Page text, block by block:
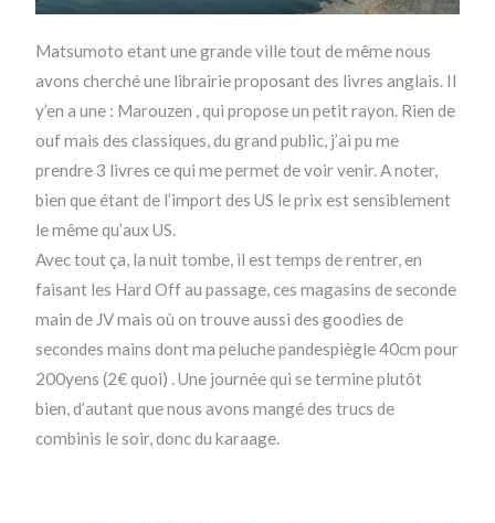
Matsumoto etant une grande ville tout de même nous
avons cherché une librairie proposant des livres anglais. Il
y’en a une : Marouzen , qui propose un petit rayon. Rien de
ouf mais des classiques, du grand public, j’ai pu me
prendre 3 livres ce qui me permet de voir venir. A noter,
bien que étant de l’import des US le prix est sensiblement
le même qu’aux US.
Avec tout ça, la nuit tombe, il est temps de rentrer, en
faisant les Hard Off au passage, ces magasins de seconde
main de JV mais où on trouve aussi des goodies de
secondes mains dont ma peluche pandespiègle 40cm pour
200yens (2€ quoi) . Une journée qui se termine plutôt
bien, d’autant que nous avons mangé des trucs de
combinis le soir, donc du karaage.